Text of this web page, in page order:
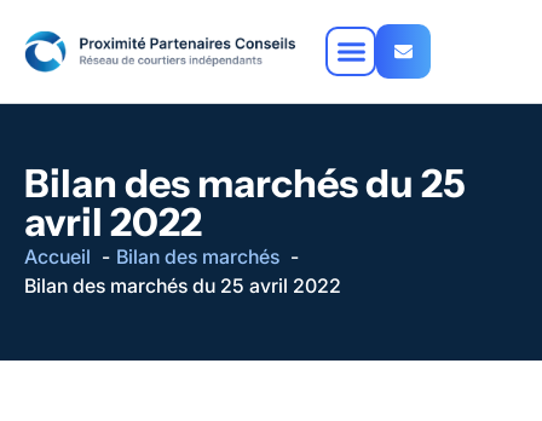
Bilan des marchés du 25
avril 2022
Accueil
Bilan des marchés
Bilan des marchés du 25 avril 2022